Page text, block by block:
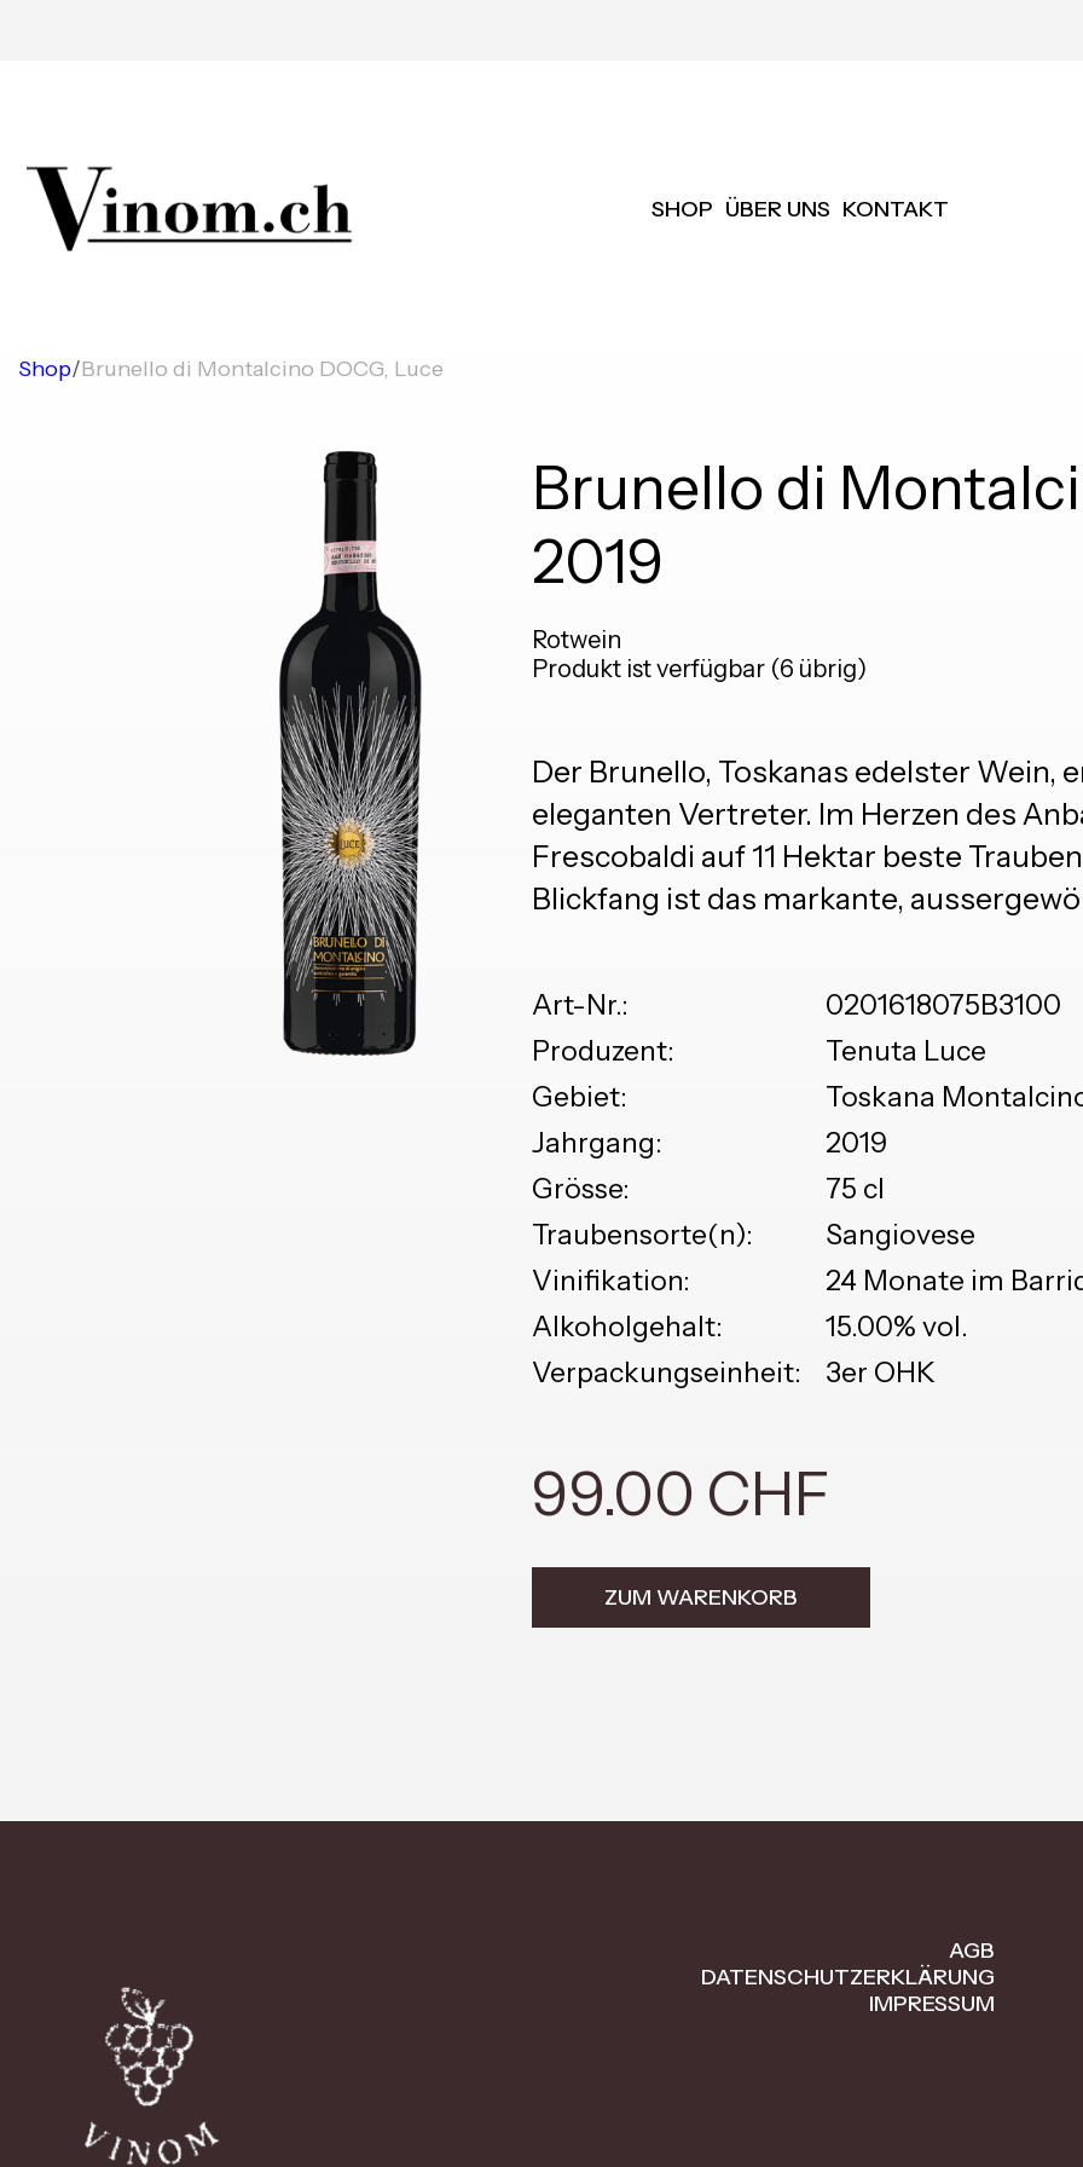
SHOP ÜBER UNS KONTAKT
Shop/Brunello di Montalcino DOCG, Luce
Brunello di
2019
Rotwein
Produkt ist verfügbar (6 übrig)
Der Brunello, Toskanas edelster Wein,
eleganten Vertreter. Im Herzen des
Frescobaldi auf 11 Hektar beste
Blickfang ist das markante,
Art-Nr.:
0201618075B3100
Produzent:
Tenuta Luce
Gebiet:
Toskana
Jahrgang:
2019
Grösse:
75 cl
Traubensorte(n):
Sangiovese
Vinifikation:
24 Monate im
Alkoholgehalt:
15.00% vol.
Verpackungseinheit:
3er OHK
99.00 CHF
ZUM WARENKORB
AGB
DATENSCHUTZERKLÄRUNG
IMPRESSUM